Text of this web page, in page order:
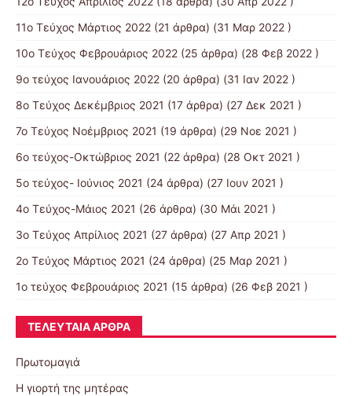
11o Tεύχος Μάρτιος 2022 (21 άρθρα) (31 Μαρ 2022 )
10o Tεύχος Φεβρουάριος 2022 (25 άρθρα) (28 Φεβ 2022 )
9o τεύχος Ιανουάριος 2022 (20 άρθρα) (31 Ιαν 2022 )
8o Tεύχος Δεκέμβριος 2021 (17 άρθρα) (27 Δεκ 2021 )
7o Τεύχος Νοέμβριος 2021 (19 άρθρα) (29 Νοε 2021 )
6ο τεύχος-Οκτώβριος 2021 (22 άρθρα) (28 Οκτ 2021 )
5ο τεύχος- Ιούνιος 2021 (24 άρθρα) (27 Ιουν 2021 )
4o Tεύχος-Μάιος 2021 (26 άρθρα) (30 Μάι 2021 )
3ο Τεύχος Απρίλιος 2021 (27 άρθρα) (27 Απρ 2021 )
2o Tεύχος Μάρτιος 2021 (24 άρθρα) (25 Μαρ 2021 )
1ο τεύχος Φεβρουάριος 2021 (15 άρθρα) (26 Φεβ 2021 )
ΤΕΛΕΥΤΑΊΑ ΆΡΘΡΑ
Πρωτομαγιά
Η γιορτή της μητέρας